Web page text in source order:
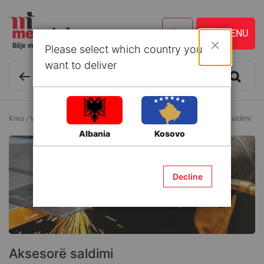
Kreu Vegla dhe Aksesorë Pajisje saldimi profesionale Aksesorë saldimi
Aksesorë saldimi
Please select which country you
want to deliver
Albania Kosovo
Decline